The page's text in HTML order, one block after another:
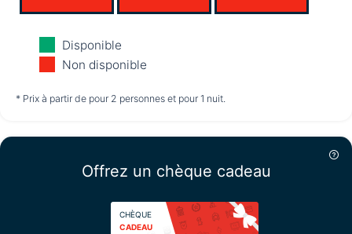
Mardi
11/08
non disponible non disponible
14/08
non disponible
Disponible
Non disponible
* Prix à partir de pour 2 personnes et pour 1 nuit.
Offrez un chèque cadeau
CHÈQUE
CADEAU